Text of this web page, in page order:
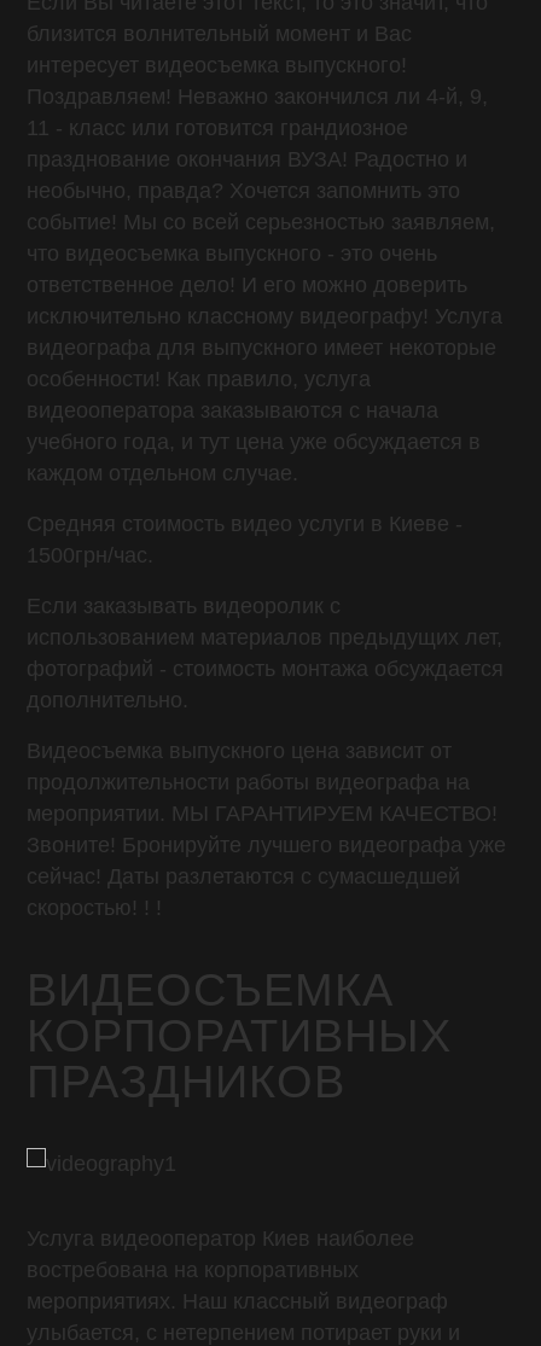
близится волнительный момент и Вас
интересует видеосъемка выпускного!
Поздравляем! Неважно закончился ли 4-й, 9,
11 - класс или готовится грандиозное
празднование окончания ВУЗА! Радостно и
необычно, правда? Хочется запомнить это
событие! Мы со всей серьезностью заявляем,
что видеосъемка выпускного - это очень
ответственное дело! И его можно доверить
исключительно классному видеографу! Услуга
видеографа для выпускного имеет некоторые
особенности! Как правило, услуга
видеооператора заказываются с начала
учебного года, и тут цена уже обсуждается в
каждом отдельном случае.
Средняя стоимость видео услуги в Киеве -
1500грн/час.
Если заказывать видеоролик с
использованием материалов предыдущих лет,
фотографий - стоимость монтажа обсуждается
дополнительно.
Видеосъемка выпускного цена зависит от
продолжительности работы видеографа на
мероприятии. МЫ ГАРАНТИРУЕМ КАЧЕСТВО!
Звоните! Бронируйте лучшего видеографа уже
сейчас! Даты разлетаются с сумасшедшей
скоростью! ! !
ВИДЕОСЪЕМКА
КОРПОРАТИВНЫХ
ПРАЗДНИКОВ
Услуга видеооператор Киев наиболее
востребована на корпоративных
мероприятиях. Наш классный видеограф
улыбается, с нетерпением потирает руки и